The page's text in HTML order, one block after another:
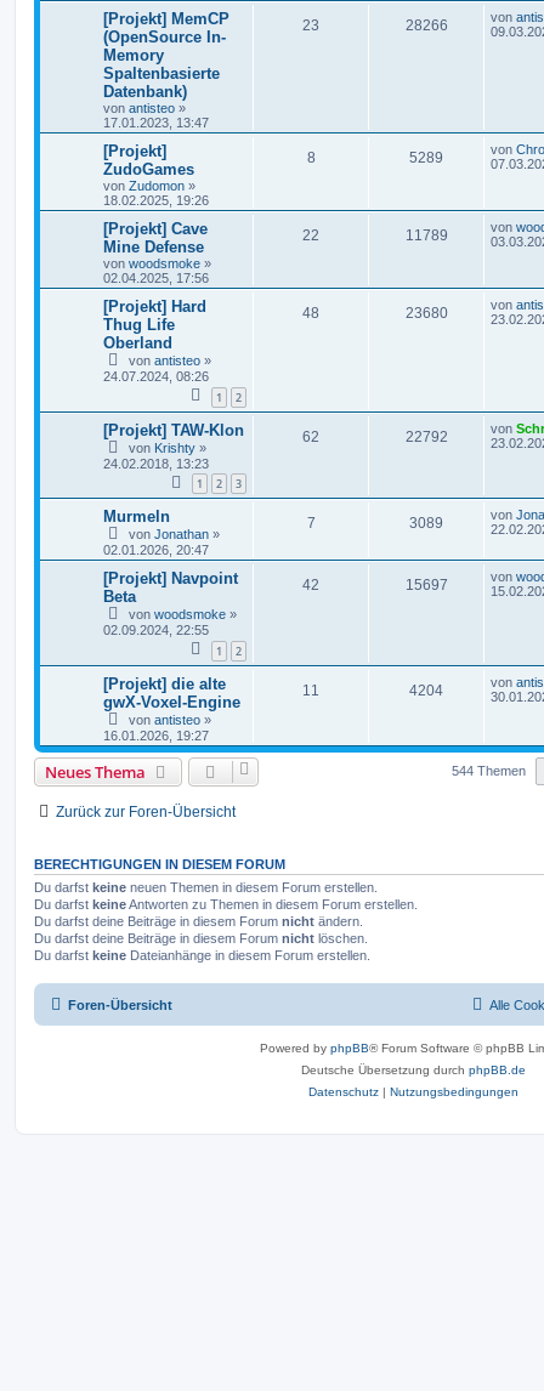
[Projekt] MemCP
(OpenSource In-
Memory
Spaltenbasierte
Datenbank)
von antisteo »
17.01.2023, 13:47
23 28266 von
[Projekt]
ZudoGames
von Zudomon »
18.02.2025, 19:26
8 5289 von
[Projekt] Cave
Mine Defense
von woodsmoke »
02.04.2025, 17:56
22 11789 von
[Projekt] Hard
Thug Life
Oberland
von antisteo »
24.07.2024, 08:26
1 2
48 23680 von
[Projekt] TAW-Klon
von Krishty »
24.02.2018, 13:23
1 2 3
62 22792 von
Murmeln
von Jonathan »
02.01.2026, 20:47
7 3089 von
[Projekt] Navpoint
Beta
von woodsmoke »
02.09.2024, 22:55
1 2
42 15697 von
[Projekt] die alte
gwX-Voxel-Engine
von antisteo »
16.01.2026, 19:27
11 4204 von
Neues Thema 544 Themen
Zurück zur Foren-Übersicht
BERECHTIGUNGEN IN DIESEM FORUM
Du darfst keine neuen Themen in diesem Forum erstellen.
Du darfst keineAntworten zu Themen in diesem Forum erstellen.
Du darfst deine Beiträge in diesem Forum nicht ändern.
Du darfst deine Beiträge in diesem Forum nicht löschen.
Du darfst keine Dateianhänge in diesem Forum erstellen.
Foren-Übersicht Alle
Powered by phpBB® Forum Software © phpBB
Deutsche Übersetzung durch phpBB.de
Datenschutz | Nutzungsbedingungen